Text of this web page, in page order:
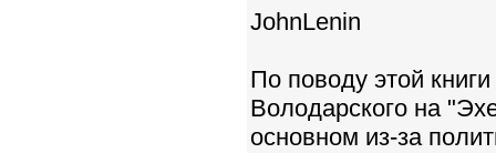
JohnLenin
По поводу этой
Володарского на
основном из-за